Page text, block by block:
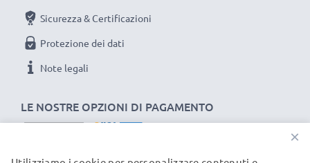
LE NOSTRE OPZIONI DI PAGAMENTO
Sicurezza & Certificazioni
Protezione dei dati
Note legali
×